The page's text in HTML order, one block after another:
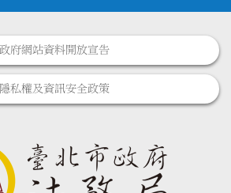
政府網站資料開放宣告
隱私權及資訊安全政策